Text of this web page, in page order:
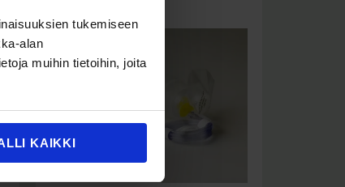
tukemiseen
alan
muihin tietoihin, joita
KAIKKI